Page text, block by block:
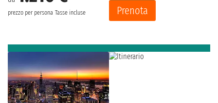
prezzo per persona Tasse incluse
Prenota